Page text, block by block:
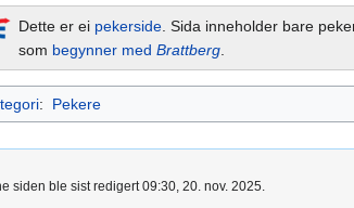
Dette er ei pekerside. Sida inneholder bare
som begynner med Brattberg.
: Pekere
siden ble sist redigert 09:30, 20. nov. 2025.